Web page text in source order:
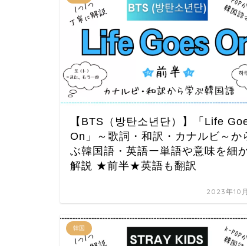
【BTS（방탄소년단）】「Life
On」～歌詞・和訳・カナルビ～か
ぶ韓国語・英語ー単語や意味を細
解説 ★前半★英語も翻訳
2023年10
韓国